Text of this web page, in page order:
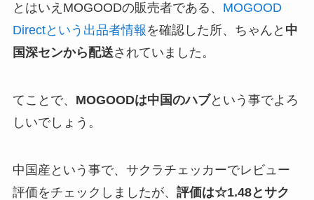
とはいえMOGOODの販売者である、 MOGOOD
Directという出品者情報 を確認した所、ちゃんと 中
国深センから配送されていました。
てことで、 MOGOODは中国のハブという事でよろ
しいでしょう。
中国産という事で、サクラチェッカーでレビュー
評価をチェックしましたが、 評価は☆1.48とサク